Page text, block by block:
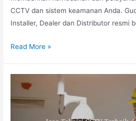
CCTV dan sistem keamanan Anda.
Installer, Dealer dan Distributor resmi
Read More »